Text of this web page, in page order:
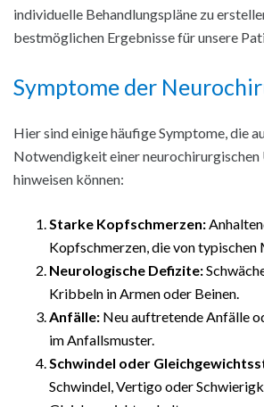
individuelle Behandlungspläne zu
bestmöglichen Ergebnisse für unsere
Symptome der
Hier sind einige häufige Symptome, die
Notwendigkeit einer neurochirurgischen
hinweisen können:
Starke Kopfschmerzen:
Kopfschmerzen, die von typischen
Neurologische Defizite:
Kribbeln in Armen oder Beinen.
Anfälle: Neu auftretende Anfälle
im Anfallsmuster.
Schwindel oder
Schwindel, Vertigo oder